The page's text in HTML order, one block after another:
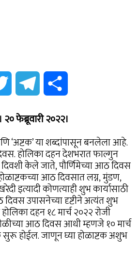
Twitter Telegram
फेब्रूवारी २०२२।
‘अष्टक’ या शब्दांपासून बनलेला आहे.
होलिका दहन देशभरात फाल्गुन
दिवशी केले जाते, पौर्णिमेच्या आठ दिवस
आठ दिवसात लग्न, मुंडण,
इत्यादी कोणत्याही शुभ कार्यासाठी
उपासनेच्या दृष्टीने अत्यंत शुभ
दहन १८ मार्च २०२२ रोजी
आठ दिवस आधी म्हणजे १० मार्च
सुरू होईल. जाणून घ्या होळाष्टक अशुभ